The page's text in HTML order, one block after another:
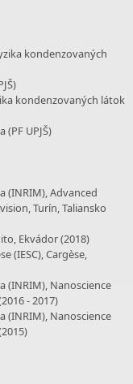
kondenzovaných
kondenzovaných látok
UPJŠ)
(INRIM), Advanced
Turín, Taliansko
Ekvádor (2018)
(IESC), Cargèse,
(INRIM), Nanoscience
- 2017)
(INRIM), Nanoscience